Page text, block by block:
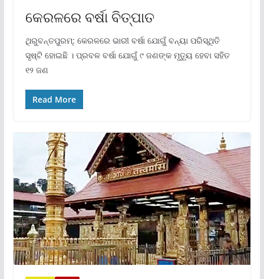
କେରଳରେ ବର୍ଷା ବିତ୍ପାତ
ଥିରୁବନ୍ତପୁରମ୍: କେରଳରେ ଭାରୀ ବର୍ଷା ଯୋଗୁଁ ବନ୍ୟା ପରିସ୍ଥିତି
ସୃଷ୍ଟି ହୋଇଛି । ପ୍ରବଳ ବର୍ଷା ଯୋଗୁଁ ୯ ଜଣଙ୍କ ମୃତ୍ୟୁ ହେବା ସହିତ
୧୨ ଜଣ
Read More